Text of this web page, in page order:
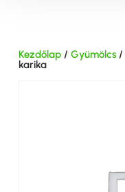
Kezdőlap/ Gyümölcs/
karika